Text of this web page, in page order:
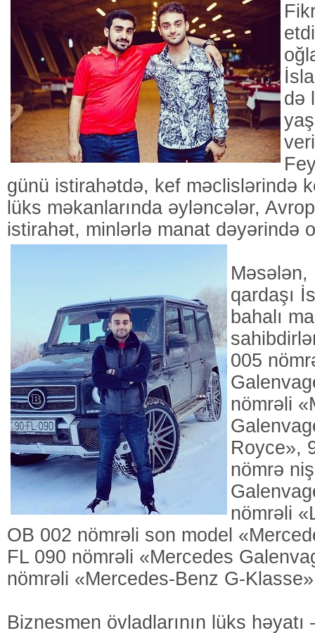
də
günü istirahətdə, kef məclislərində
lüks məkanlarında əyləncələr,
istirahət, minlərlə manat dəyərində
qardaşı
bahalı
005
nömrəli
Royce»,
nömrə
nömrəli
OB 002 nömrəli son model
FL 090 nömrəli «Mercedes
nömrəli «Mercedes-Benz G-
Biznesmen övladlarının lüks